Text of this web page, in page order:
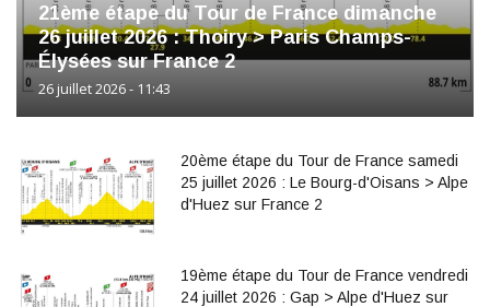
21ème étape du Tour de France dimanche
26 juillet 2026 : Thoiry > Paris Champs-
Élysées sur France 2
26 juillet 2026 - 11:43
20ème étape du Tour de France samedi
25 juillet 2026 : Le Bourg-d'Oisans > Alpe
d'Huez sur France 2
19ème étape du Tour de France vendredi
24 juillet 2026 : Gap > Alpe d'Huez sur